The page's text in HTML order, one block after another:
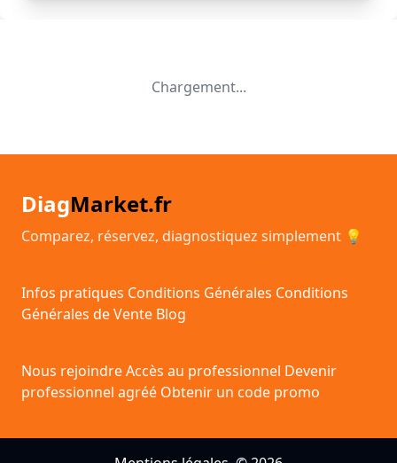
Chargement...
DiagMarket.fr
Comparez, réservez, diagnostiquez simplement 💡
Infos pratiques Conditions Générales Conditions
Générales de Vente Blog
Nous rejoindreAccès au professionnel Devenir
professionnel agréé Obtenir un code promo